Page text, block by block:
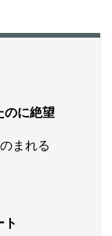
のに絶望
まれる